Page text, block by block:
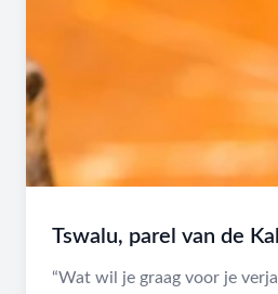
Tswalu, parel van de
“Wat wil je graag voor je